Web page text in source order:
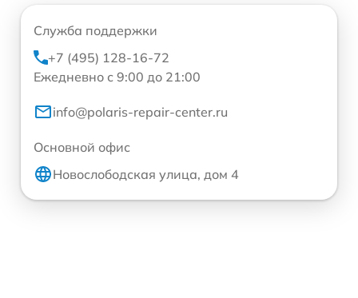
Служба поддержки
+7 (495) 128-16-72
Ежедневно с 9:00 до 21:00
info@polaris-repair-center.ru
Основной офис
Новослободская улица, дом 4